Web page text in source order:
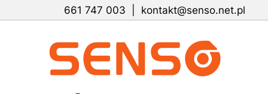
661 747 003 | kontakt@senso.net.pl